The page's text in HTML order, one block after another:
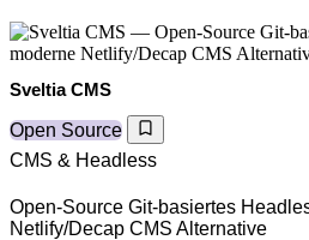
Sveltia CMS
Open Source
CMS & Headless
Open-Source Git-basiertes
Netlify/Decap CMS Alternative